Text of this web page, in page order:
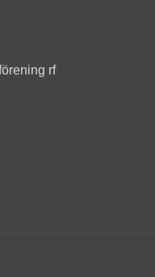
rf